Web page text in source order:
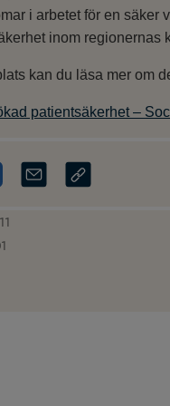
i arbetet för en säker
inom regionernas
kan du läsa mer om
patientsäkerhet –